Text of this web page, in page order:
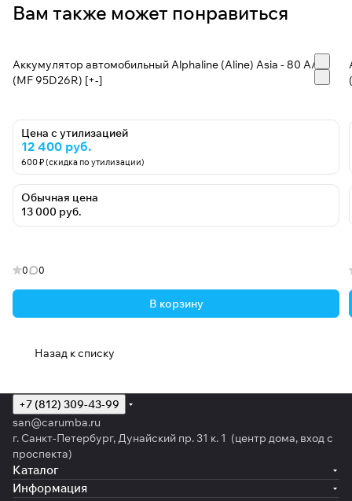
Вам также может понравиться
Аккумулятор автомобильный Alphaline (Aline) Asia - 80 А/ч
(MF 95D26R) [+-]
Цена с утилизацией
12 400 руб.
600 ₽ (скидка по утилизации)
Обычная цена
13 000 руб.
0 0
В корзину
Назад к списку
+7 (812) 309-43-99
san@carumba.ru
г. Санкт-Петербург, Дунайский пр. 31 к. 1 (центр дома, вход с
проспекта)
Каталог
Информация